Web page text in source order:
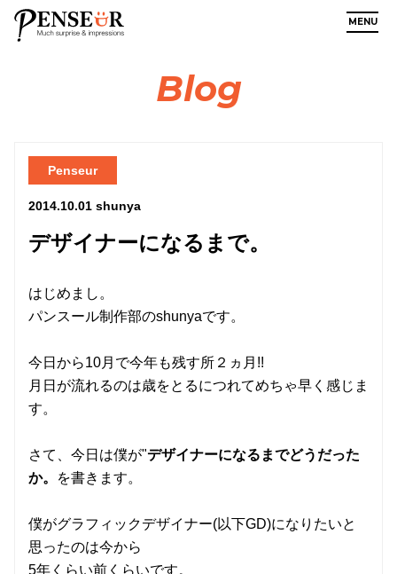
Blog
デザイナーになるまで。
Penseur
2014.10.01 shunya
はじめまし。
パンスール制作部のshunyaです。
今日から10月で今年も残す所２ヵ月!!
月日が流れるのは歳をとるにつれてめちゃ早く感じま
す。
さて、今日は僕が"デザイナーになるまでどうだった
か。
を書きます。
僕がグラフィックデザイナー(以下GD)になりたいと
思ったのは今から
5年くらい前くらいです。